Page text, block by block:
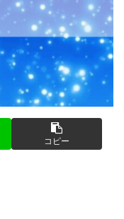
コピー